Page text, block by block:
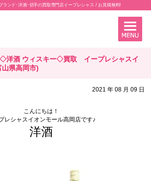
ランド･洋酒･切手の買取専門店イープレシャス / お見積無料!
◇洋酒 ウィスキー◇買取 イープレシャスイ
県高岡市)
2021 年 08 月 09 日
こんにちは！
レシャスイオンモール高岡店です♪
洋酒